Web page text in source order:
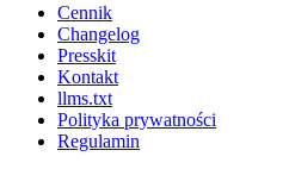
Cennik
Changelog
Presskit
Kontakt
llms.txt
Polityka prywatności
Regulamin